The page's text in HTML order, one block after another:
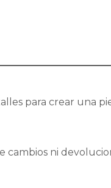
para crear una
cambios ni